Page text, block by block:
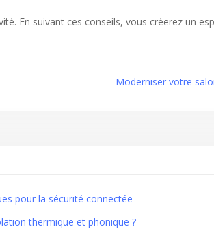
En suivant ces conseils, vous créerez un
Moderniser votre
pour la sécurité connectée
thermique et phonique ?